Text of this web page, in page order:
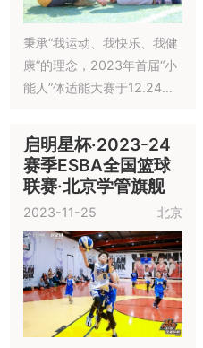
秉承“我运动、我快乐、我健
康”的理念，2023年首届“小
能人”体适能大赛于12.24日
启明星杯·2023-24
赛季ESBA全国篮球
联赛·北京学管旗舰
2023-11-25 北京